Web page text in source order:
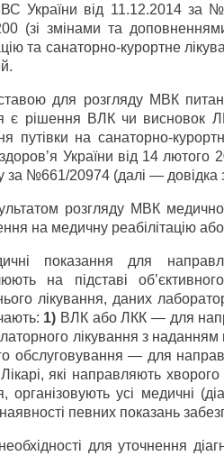
України від 11.12.2014 за
(зі змінами та
та санаторно-курортне
для розгляду МВК
є рішення ВЛК чи висновок
путівки на санаторно-
України від 14 лютого
за №661/20974 (далі —
розгляду МВК
на медичну реабілітацію
показання для
на підставі
лікування, даних
1) ВЛК або ЛКК — для
лікування з
обслуговування — для
які направляють хворого
організовують усі медичні
певних показань
для уточнення